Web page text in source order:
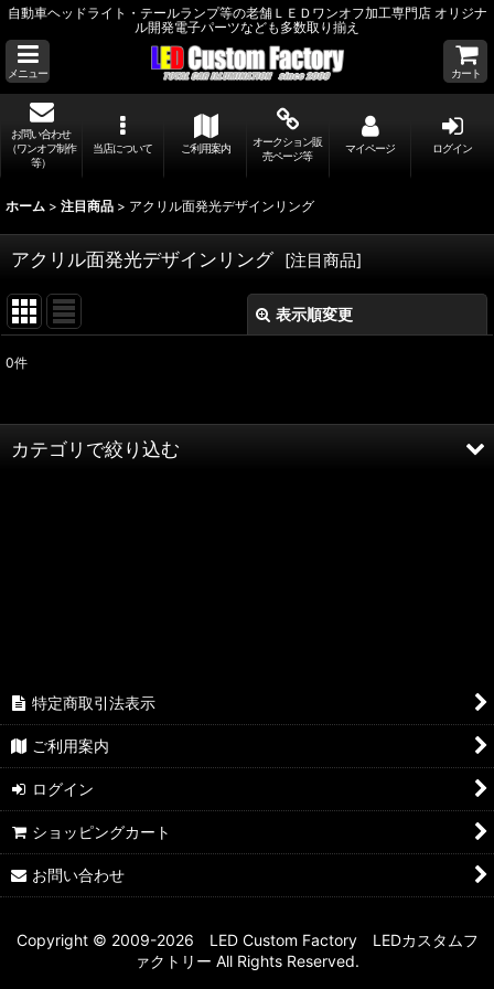
自動車ヘッドライト・テールランプ等の老舗ＬＥＤワンオフ加工専門店 オリジナ
ル開発電子パーツなども多数取り揃え
メニュー カート
お問い合わせ
（ワンオフ制作
等）
当店について ご利用案内
オークション販
売ページ等
マイページ ログイン
ホーム > 注目商品 > アクリル面発光デザインリング
アクリル面発光デザインリング [注目商品]
表示順変更
表示数 :
0件
カテゴリで絞り込む
特定商取引法表示
ご利用案内
ログイン
ショッピングカート
お問い合わせ
Copyright © 2009-2026 LED Custom Factory LEDカスタムフ
ァクトリー All Rights Reserved.